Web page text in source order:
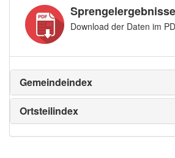
Sprengelergebnisse
Download der Daten im
Gemeindeindex
Ortsteilindex